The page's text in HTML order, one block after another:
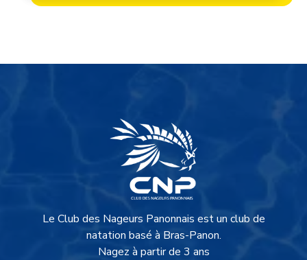
Description du site
Le Club des Nageurs Panonnais est un club de
natation basé à Bras-Panon.
Nagez à partir de 3 ans